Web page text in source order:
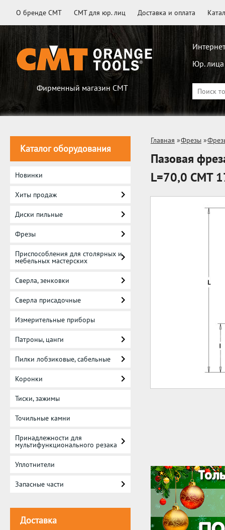
О бренде CMT CMT для юр. лиц Доставка и оплата
Фирменный магазин CMT
Юр. лица
Каталог оборудования
Новинки
Хиты продаж
Диски пильные
Фрезы
Приспособления для столярных и
мебельных мастерских
Сверла, зенковки
Сверла присадочные
Измерительные приборы
Патроны, цанги
Пилки лобзиковые, сабельные
Коронки
Тиски, зажимы
Точильные камни
Принадлежности для
мультифункционального резака
Уплотнители
Запасные части
Доставка
Главная »Фрезы »
Пазовая
L=70,0 CMT